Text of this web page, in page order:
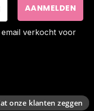
verkocht voor
onze klanten zeggen